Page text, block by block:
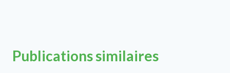
Publications similaires